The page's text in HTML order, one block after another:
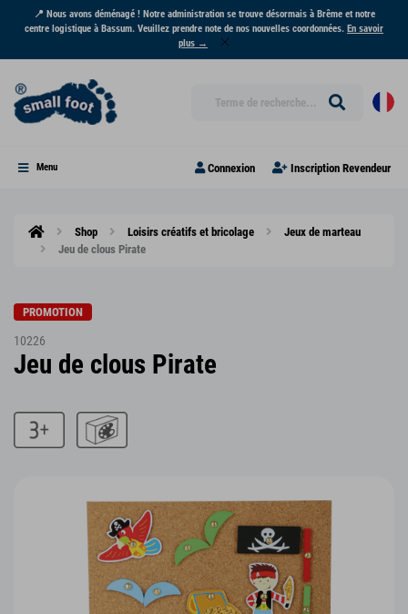
📍 Nous avons déménagé ! Notre administration se trouve désormais à Brême et notre
centre logistique à Bassum. Veuillez prendre note de nos nouvelles coordonnées. En savoir
plus →
Menu Connexion Inscription Revendeur
Shop Loisirs créatifs et bricolage
Jeux de marteau
Jeu de clous Pirate
PROMOTION
10226
Jeu de clous Pirate